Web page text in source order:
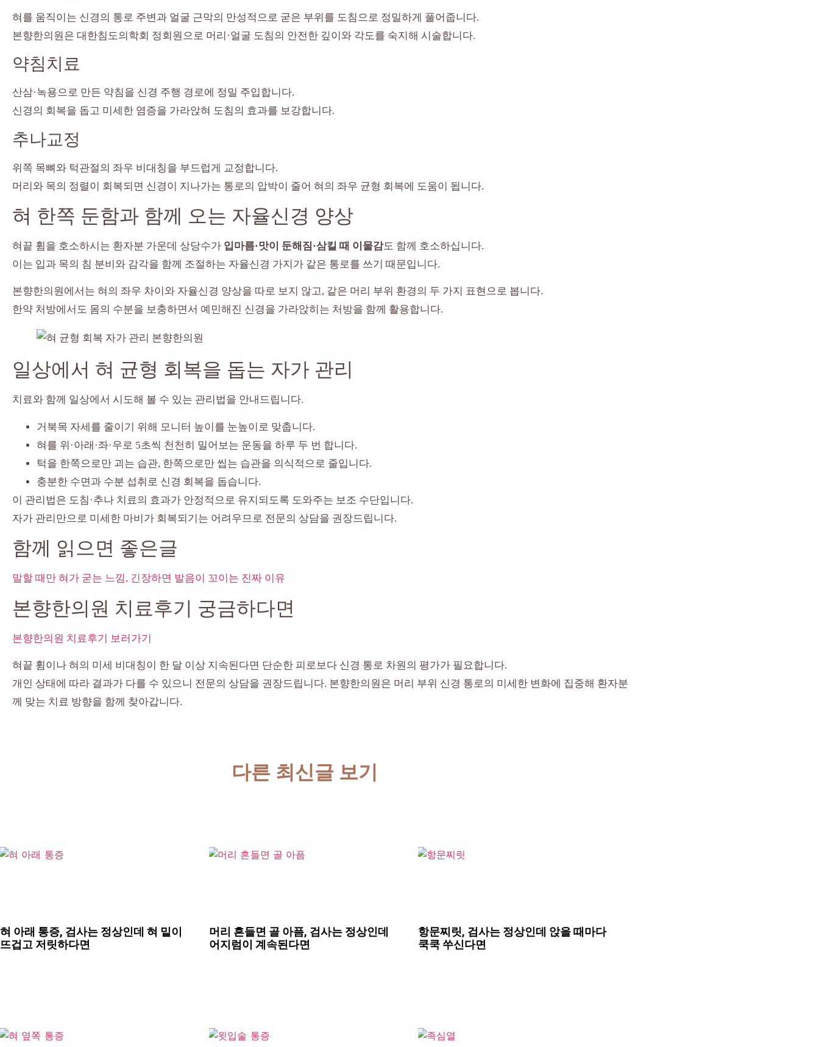
혀를 움직이는 신경의 통로 주변과 얼굴 근막의 만성적으로 굳은 부위를 도침으로 정밀하게 풀어줍니다.
본향한의원은 대한침도의학회 정회원으로 머리·얼굴 도침의 안전한 깊이와 각도를 숙지해 시술합니다.
약침치료
산삼·녹용으로 만든 약침을 신경 주행 경로에 정밀 주입합니다.
신경의 회복을 돕고 미세한 염증을 가라앉혀 도침의 효과를 보강합니다.
추나교정
위쪽 목뼈와 턱관절의 좌우 비대칭을 부드럽게 교정합니다.
머리와 목의 정렬이 회복되면 신경이 지나가는 통로의 압박이 줄어 혀의 좌우 균형 회복에 도움이 됩니다.
혀 한쪽 둔함과 함께 오는 자율신경 양상
혀끝 휨을 호소하시는 환자분 가운데 상당수가 입마름·맛이 둔해짐·삼킬 때 이물감도 함께 호소하십니다.
이는 입과 목의 침 분비와 감각을 함께 조절하는 자율신경 가지가 같은 통로를 쓰기 때문입니다.
본향한의원에서는 혀의 좌우 차이와 자율신경 양상을 따로 보지 않고, 같은 머리 부위 환경의 두 가지 표현으로 봅니다.
한약 처방에서도 몸의 수분을 보충하면서 예민해진 신경을 가라앉히는 처방을 함께 활용합니다.
일상에서 혀 균형 회복을 돕는 자가 관리
치료와 함께 일상에서 시도해 볼 수 있는 관리법을 안내드립니다.
거북목 자세를 줄이기 위해 모니터 높이를 눈높이로 맞춥니다.
혀를 위·아래·좌·우로 5초씩 천천히 밀어보는 운동을 하루 두 번 합니다.
턱을 한쪽으로만 괴는 습관, 한쪽으로만 씹는 습관을 의식적으로 줄입니다.
충분한 수면과 수분 섭취로 신경 회복을 돕습니다.
이 관리법은 도침·추나 치료의 효과가 안정적으로 유지되도록 도와주는 보조 수단입니다.
자가 관리만으로 미세한 마비가 회복되기는 어려우므로 전문의 상담을 권장드립니다.
함께 읽으면 좋은글
말할 때만 혀가 굳는 느낌, 긴장하면 발음이 꼬이는 진짜 이유
본향한의원 치료후기 궁금하다면
본향한의원 치료후기 보러가기
혀끝 휨이나 혀의 미세 비대칭이 한 달 이상 지속된다면 단순한 피로보다 신경 통로 차원의 평가가 필요합니다.
개인 상태에 따라 결과가 다를 수 있으니 전문의 상담을 권장드립니다. 본향한의원은 머리 부위 신경 통로의 미세한 변화에 집중해 환자분
께 맞는 치료 방향을 함께 찾아갑니다.
다른 최신글 보기
혀 아래 통증, 검사는 정상인데 혀 밑이
뜨겁고 저릿하다면
머리 흔들면 골 아픔, 검사는 정상인데
어지럼이 계속된다면
항문찌릿, 검사는 정상인데 앉을 때마다
쿡쿡 쑤신다면